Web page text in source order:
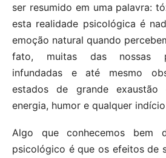
ser resumido em uma palavra:
esta realidade psicológica é
emoção natural quando
fato, muitas das nossas
infundadas e até mesmo
estados de grande exaustão
energia, humor e qualquer
Algo que conhecemos bem
psicológico é que os efeitos de